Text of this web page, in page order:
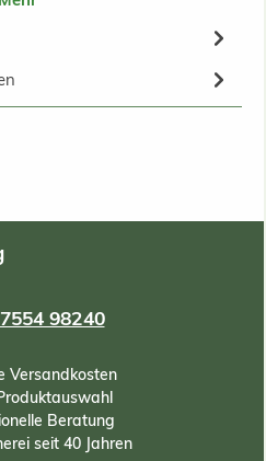
98240
Versandkosten
Beratung
seit 40 Jahren